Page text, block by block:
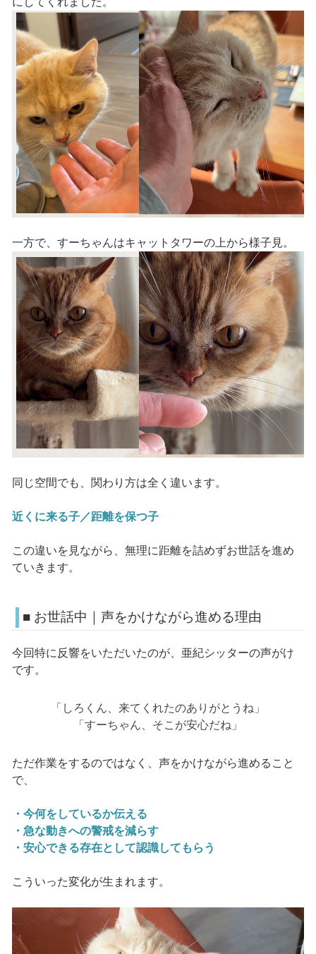
一方で、すーちゃんはキャットタワーの上から様子見。
同じ空間でも、関わり方は全く違います。
近くに来る子／距離を保つ子
この違いを見ながら、無理に距離を詰めずお世話を進め
ていきます。
■ お世話中｜声をかけながら進める理由
今回特に反響をいただいたのが、亜紀シッターの声がけ
です。
「しろくん、来てくれたのありがとうね」
「すーちゃん、そこが安心だね」
ただ作業をするのではなく、声をかけながら進めること
で、
・今何をしているか伝える
・急な動きへの警戒を減らす
・安心できる存在として認識してもらう
こういった変化が生まれます。